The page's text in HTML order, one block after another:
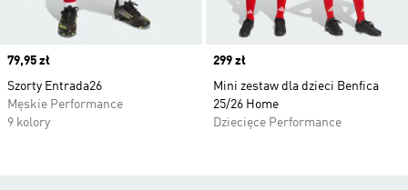
Price
79,95 zł
Szorty Entrada26
Męskie Performance
9 kolory
Price
299 zł
Mini zestaw dla dzieci Benfica
25/26 Home
Dziecięce Performance